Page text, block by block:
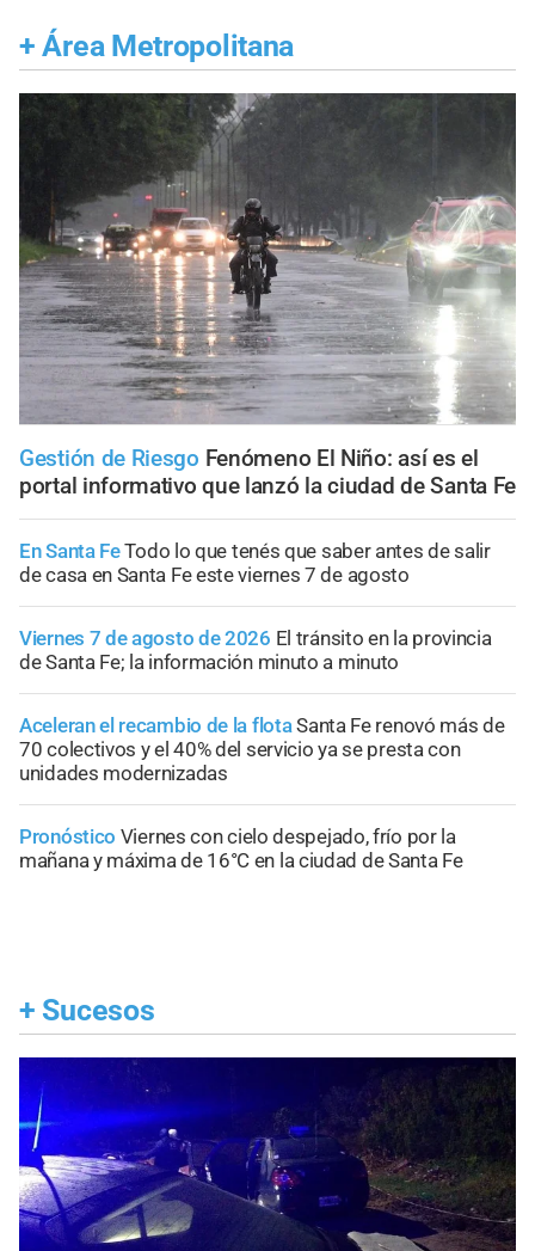
+ Área Metropolitana
Gestión de Riesgo Fenómeno El Niño: así es el
portal informativo que lanzó la ciudad de Santa Fe
En Santa FeTodo lo que tenés que saber antes de salir
de casa en Santa Fe este viernes 7 de agosto
Viernes 7 de agosto de 2026 El tránsito en la provincia
de Santa Fe; la información minuto a minuto
Aceleran el recambio de la flotaSanta Fe renovó más de
70 colectivos y el 40% del servicio ya se presta con
unidades modernizadas
Pronóstico Viernes con cielo despejado, frío por la
mañana y máxima de 16°C en la ciudad de Santa Fe
+ Sucesos